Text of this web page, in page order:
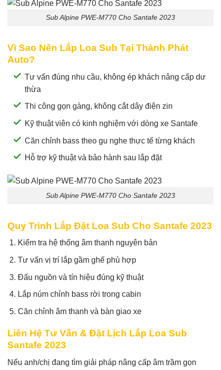
Sub Alpine PWE-M770 Cho Santafe 2023
Vì Sao Nên Lắp Loa Sub Tại Thành Phát
Auto?
Tư vấn đúng nhu cầu, không ép khách nâng cấp dư
thừa
Thi công gọn gàng, không cắt dây điện zin
Kỹ thuật viên có kinh nghiệm với dòng xe Santafe
Căn chỉnh bass theo gu nghe thực tế từng khách
Hỗ trợ kỹ thuật và bảo hành sau lắp đặt
Sub Alpine PWE-M770 Cho Santafe 2023
Quy Trình Lắp Đặt Loa Sub Cho Santafe 2023
Kiểm tra hệ thống âm thanh nguyên bản
Tư vấn vị trí lắp gầm ghế phù hợp
Đấu nguồn và tín hiệu đúng kỹ thuật
Lắp núm chỉnh bass rời trong cabin
Căn chỉnh âm thanh và bàn giao xe
Liên Hệ Tư Vấn & Đặt Lịch Lắp Loa Sub
Santafe 2023
Nếu anh/chị đang tìm giải pháp nâng cấp âm trầm gọn